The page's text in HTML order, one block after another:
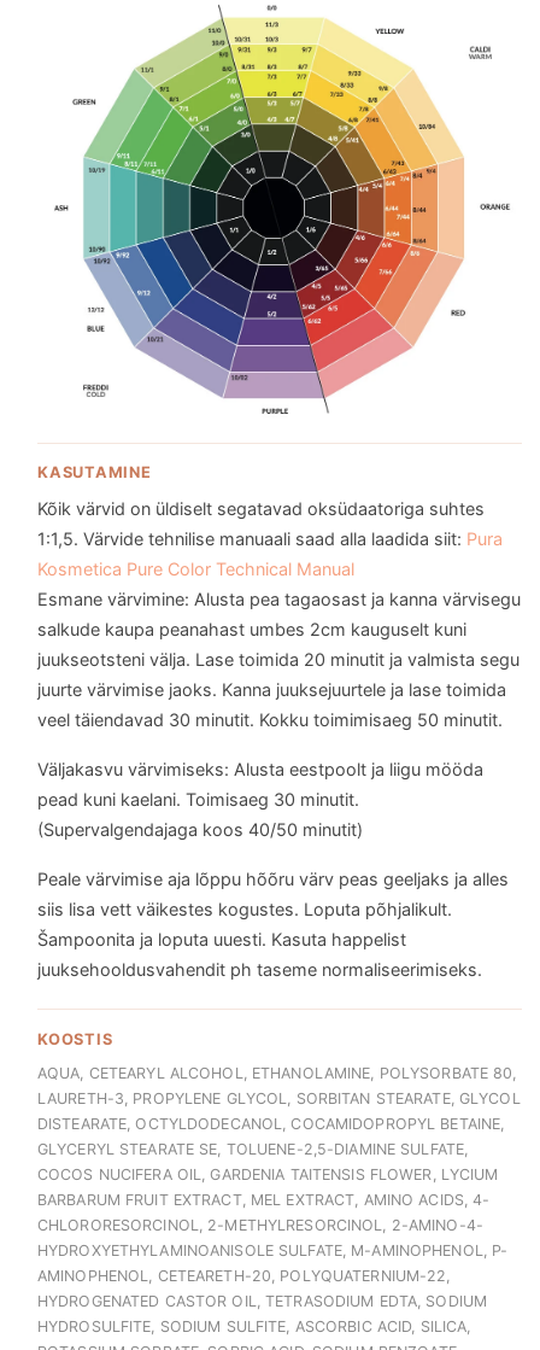
KASUTAMINE
Kõik värvid on üldiselt segatavad oksüdaatoriga suhtes
1:1,5. Värvide tehnilise manuaali saad alla laadida siit: Pura
Kosmetica Pure Color Technical Manual
Esmane värvimine: Alusta pea tagaosast ja kanna värvisegu
salkude kaupa peanahast umbes 2cm kauguselt kuni
juukseotsteni välja. Lase toimida 20 minutit ja valmista segu
juurte värvimise jaoks. Kanna juuksejuurtele ja lase toimida
veel täiendavad 30 minutit. Kokku toimimisaeg 50 minutit.
Väljakasvu värvimiseks: Alusta eestpoolt ja liigu mööda
pead kuni kaelani. Toimisaeg 30 minutit.
(Supervalgendajaga koos 40/50 minutit)
Peale värvimise aja lõppu hõõru värv peas geeljaks ja alles
siis lisa vett väikestes kogustes. Loputa põhjalikult.
Šampoonita ja loputa uuesti. Kasuta happelist
juuksehooldusvahendit ph taseme normaliseerimiseks.
KOOSTIS
AQUA, CETEARYL ALCOHOL, ETHANOLAMINE, POLYSORBATE 80,
LAURETH-3, PROPYLENE GLYCOL, SORBITAN STEARATE, GLYCOL
DISTEARATE, OCTYLDODECANOL, COCAMIDOPROPYL BETAINE,
GLYCERYL STEARATE SE, TOLUENE-2,5-DIAMINE SULFATE,
COCOS NUCIFERA OIL, GARDENIA TAITENSIS FLOWER, LYCIUM
BARBARUM FRUIT EXTRACT, MEL EXTRACT, AMINO ACIDS, 4-
CHLORORESORCINOL, 2-METHYLRESORCINOL, 2-AMINO-4-
HYDROXYETHYLAMINOANISOLE SULFATE, M-AMINOPHENOL, P-
AMINOPHENOL, CETEARETH-20, POLYQUATERNIUM-22,
HYDROGENATED CASTOR OIL, TETRASODIUM EDTA, SODIUM
HYDROSULFITE, SODIUM SULFITE, ASCORBIC ACID, SILICA,